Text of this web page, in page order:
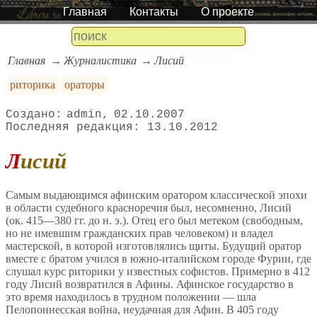
Главная Контакты О проекте
Главная Журналистика
Лисий
риторика
ораторы
admin
02.10.2007
13.10.2012
Лисий
Самым выдающимся афинским оратором классической эпохи
в области судебного красноречия был, несомненно, Лисий
(ок. 415—380 гг. до н. э.). Отец его был метеком (свободным,
но не имевшим гражданских прав человеком) и владел
мастерской, в которой изготовлялись щиты. Будущий оратор
вместе с братом учился в южно-италийском городе Фурии, где
слушал курс риторики у известных софистов. Примерно в 412
году Лисий возвратился в Афины. Афинское государство в
это время находилось в трудном положении — шла
Пелопоннесская война, неудачная для Афин. В 405 году